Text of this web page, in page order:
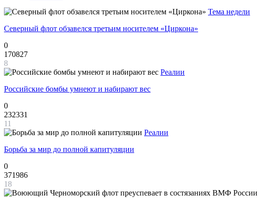
Тема недели
Северный флот обзавелся третьим носителем «Циркона»
0
170827
8
Реалии
Российские бомбы умнеют и набирают вес
0
232331
11
Реалии
Борьба за мир до полной капитуляции
0
371986
18